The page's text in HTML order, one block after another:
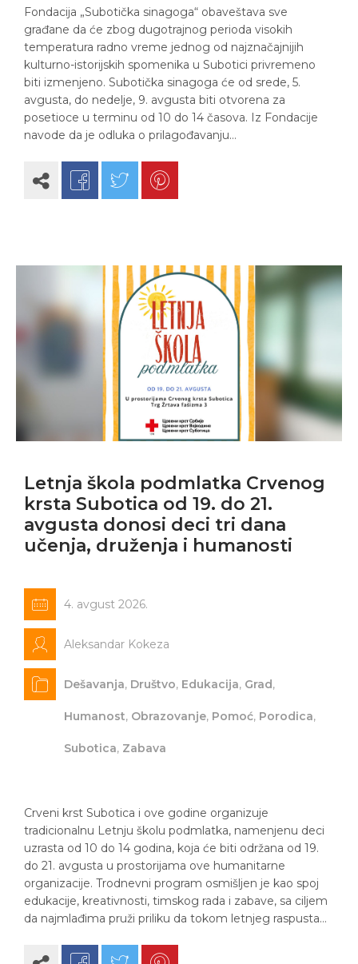
Fondacija „Subotička sinagoga“ obaveštava sve
građane da će zbog dugotrajnog perioda visokih
temperatura radno vreme jednog od najznačajnijih
kulturno-istorijskih spomenika u Subotici privremeno
biti izmenjeno. Subotička sinagoga će od srede, 5.
avgusta, do nedelje, 9. avgusta biti otvorena za
posetioce u terminu od 10 do 14 časova. Iz Fondacije
navode da je odluka o prilagođavanju…
Letnja škola podmlatka Crvenog
krsta Subotica od 19. do 21.
avgusta donosi deci tri dana
učenja, druženja i humanosti
4. avgust 2026.
Aleksandar Kokeza
Dešavanja, Društvo, Edukacija, Grad,
Humanost, Obrazovanje, Pomoć, Porodica,
Subotica, Zabava
Crveni krst Subotica i ove godine organizuje
tradicionalnu Letnju školu podmlatka, namenjenu deci
uzrasta od 10 do 14 godina, koja će biti održana od 19.
do 21. avgusta u prostorijama ove humanitarne
organizacije. Trodnevni program osmišljen je kao spoj
edukacije, kreativnosti, timskog rada i zabave, sa ciljem
da najmlađima pruži priliku da tokom letnjeg raspusta…